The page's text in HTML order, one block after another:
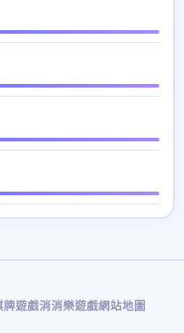
牌遊戲消消樂遊戲網站地圖